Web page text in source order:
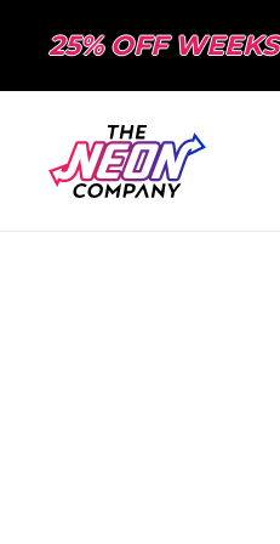
25% OFF WEEKS